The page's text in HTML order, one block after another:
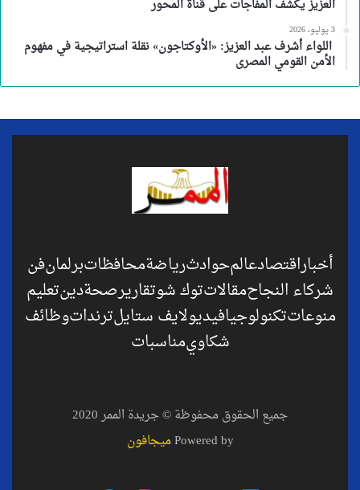
العزيز يكشف المفاجآت على قناة المحور
3 يوليو، 2026
اللواء أشرف عبد العزيز: «الأوكتاجون» نقلة استراتيجية في مفهوم
الأمن القومي المصرى
أخباراقتصادعالمحوادثرياضةمحافظاتبرلمانفن
شركاء النجاحمقالاتتوك شوتقاريرصحةدينتعليم
منوعاتتكنولوجيافيديولايف ستايلترنداتوظائف
شكاويمناسبات
جميع الحقوق محفوظة © جريدة الممر 2020
Powered byميجافون